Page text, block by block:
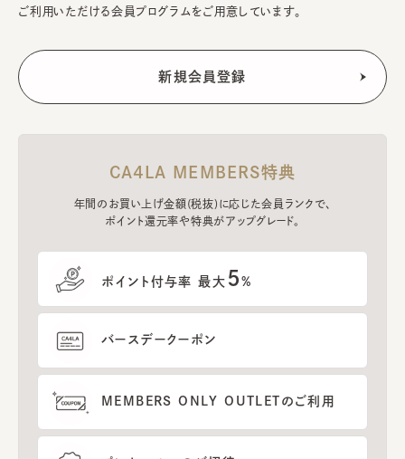
ご利用いただける会員プログラムをご用意しています。
CA4LA MEMBERS特典
年間のお買い上げ金額(税抜)に応じた会員ランクで、
ポイント還元率や特典がアップグレード。
ポイント付与率 最大 5%
バースデークーポン
MEMBERS ONLY OUTLETのご利用